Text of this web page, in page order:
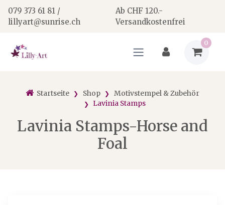
079 373 61 81 /
lillyart@sunrise.ch
Ab CHF 120.-
Versandkostenfrei
0
Startseite Shop
Motivstempel & Zubehör
Lavinia Stamps
Lavinia Stamps-Horse and
Foal